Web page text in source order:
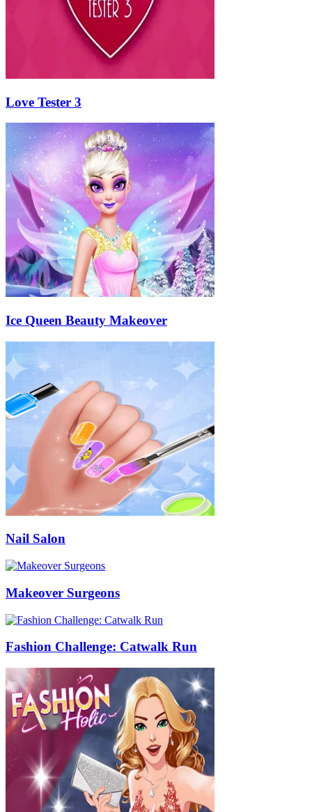
Love Tester 3
Ice Queen Beauty Makeover
Nail Salon
Makeover Surgeons
Fashion Challenge: Catwalk Run